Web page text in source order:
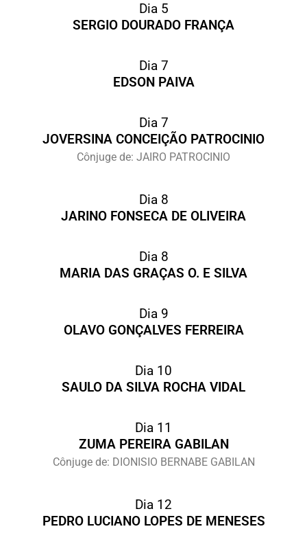
Dia 5
SERGIO DOURADO FRANÇA
Dia 7
EDSON PAIVA
Dia 7
JOVERSINA CONCEIÇÃO PATROCINIO
Cônjuge de: JAIRO PATROCINIO
Dia 8
JARINO FONSECA DE OLIVEIRA
Dia 8
MARIA DAS GRAÇAS O. E SILVA
Dia 9
OLAVO GONÇALVES FERREIRA
Dia 10
SAULO DA SILVA ROCHA VIDAL
Dia 11
ZUMA PEREIRA GABILAN
Cônjuge de: DIONISIO BERNABE GABILAN
Dia 12
PEDRO LUCIANO LOPES DE MENESES